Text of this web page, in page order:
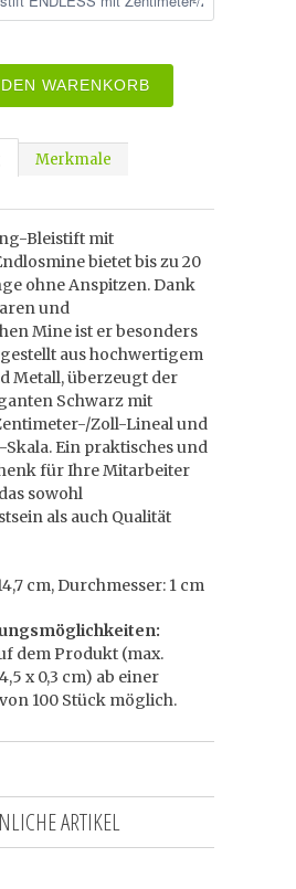
WARENKORB
Merkmale
Bleistift mit
bietet bis zu 20
ohne Anspitzen. Dank
und
Mine ist er besonders
aus hochwertigem
Metall, überzeugt der
Schwarz mit
Zoll-Lineal und
Skala. Ein praktisches und
für Ihre Mitarbeiter
sowohl
als auch Qualität
cm, Durchmesser: 1 cm
dem Produkt (max.
x 0,3 cm) ab einer
100 Stück möglich.
ARTIKEL